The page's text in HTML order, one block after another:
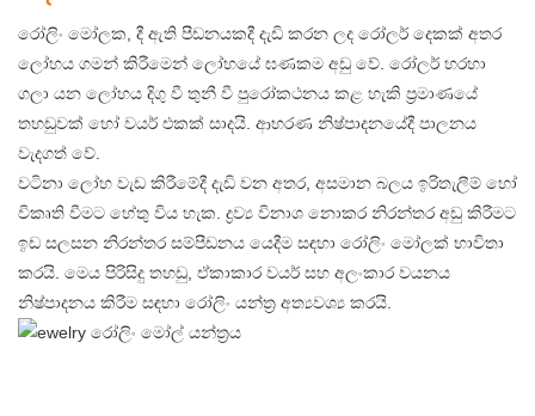
රෝලිං මෝලක, දී ඇති පීඩනයකදී දැඩි කරන ලද රෝලර් දෙකක් අතර
ලෝහය ගමන් කිරීමෙන් ලෝහයේ ඝණකම අඩු වේ. රෝලර් හරහා
ගලා යන ලෝහය දිගු වී තුනී වී පුරෝකථනය කළ හැකි ප්‍රමාණයේ
තහඩුවක් හෝ වයර් එකක් සාදයි. ආභරණ නිෂ්පාදනයේදී පාලනය
වැදගත් වේ.
වටිනා ලෝහ වැඩ කිරීමේදී දැඩි වන අතර, අසමාන බලය ඉරිතැලීම් හෝ
විකෘති වීමට හේතු විය හැක. ද්‍රව්‍ය විනාශ නොකර නිරන්තර අඩු කිරීමට
ඉඩ සලසන නිරන්තර සම්පීඩනය යෙදීම සඳහා රෝලිං මෝලක් භාවිතා
කරයි. මෙය පිරිසිදු තහඩු, ඒකාකාර වයර් සහ අලංකාර වයනය
නිෂ්පාදනය කිරීම සඳහා රෝලිං යන්ත්‍ර අත්‍යවශ්‍ය කරයි.